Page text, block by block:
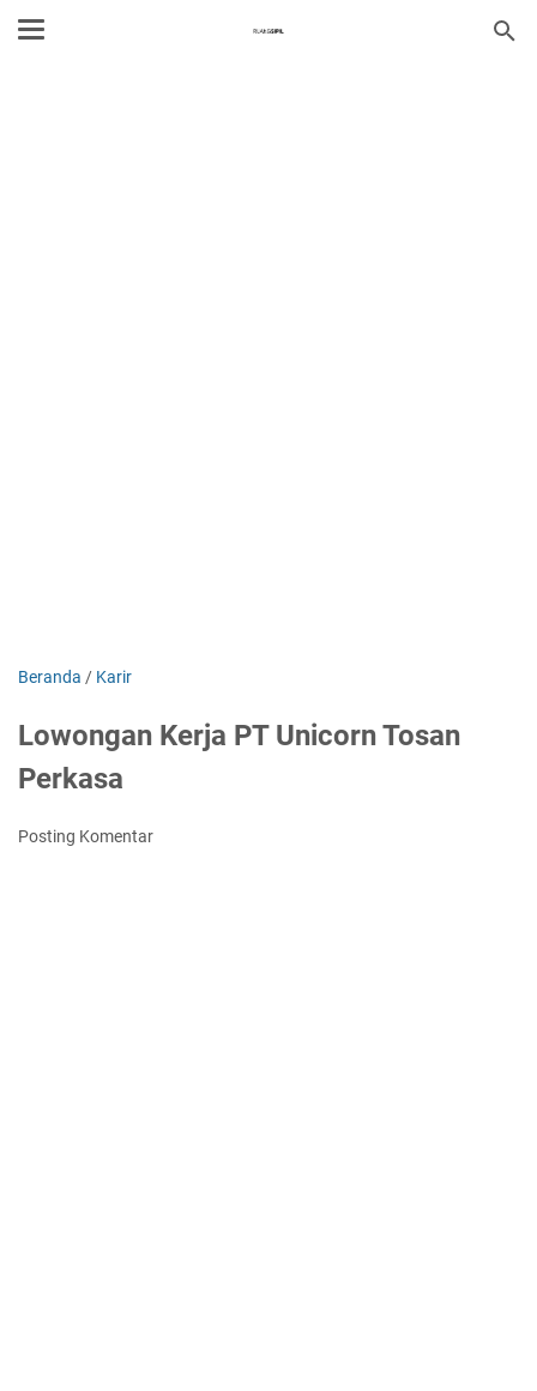
Beranda / Karir
Lowongan Kerja PT Unicorn Tosan
Perkasa
Posting Komentar